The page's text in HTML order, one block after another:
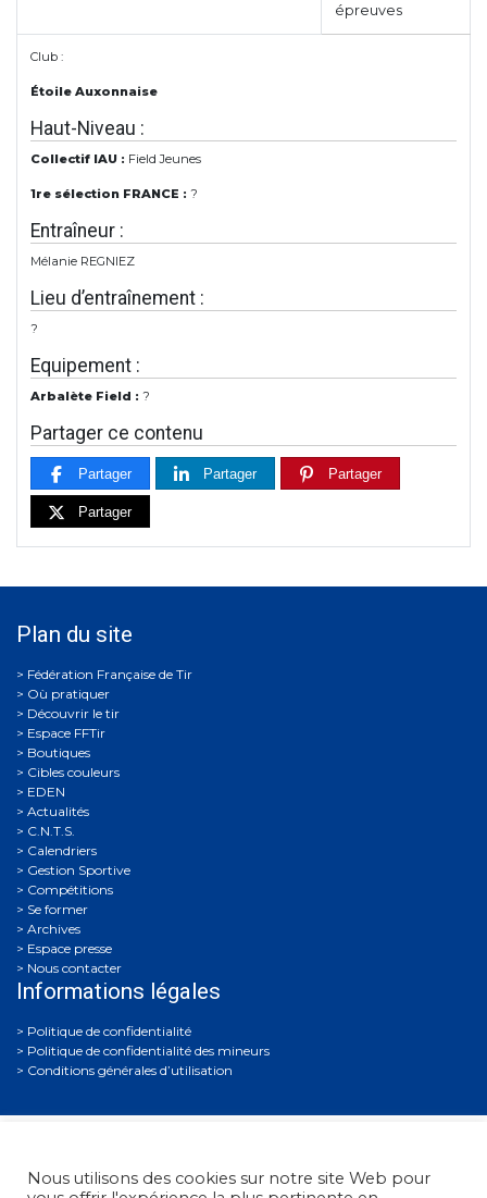
épreuves
Club :
Étoile Auxonnaise
Haut-Niveau :
Collectif IAU : Field Jeunes
1re sélection FRANCE : ?
Entraîneur :
Mélanie REGNIEZ
Lieu d’entraînement :
?
Equipement :
Arbalète Field : ?
Partager ce contenu
Partager Partager Partager
Partager
Plan du site
Où pratiquer
Découvrir le tir
Espace FFTir
Boutiques
Cibles couleurs
EDEN
Actualités
C.N.T.S.
Calendriers
Gestion Sportive
Compétitions
Se former
Archives
Espace presse
Nous contacter
Informations légales
Politique de confidentialité
Politique de confidentialité des mineurs
Conditions générales d’utilisation
Nous utilisons des cookies sur notre site Web pour